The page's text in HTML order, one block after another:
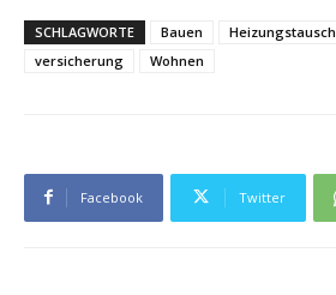
SCHLAGWORTE Bauen Heizungstausch
versicherung
Wohnen
Facebook Twitter